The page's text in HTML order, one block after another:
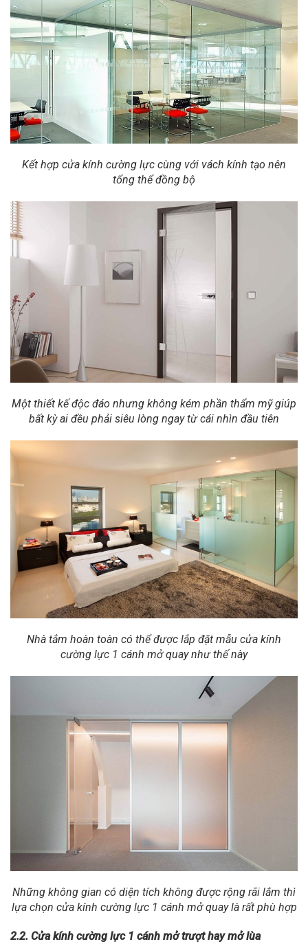
Kết hợp cửa kính cường lực cùng với vách kính tạo nên
tổng thể đồng bộ
Một thiết kế độc đáo nhưng không kém phần thẩm mỹ giúp
bất kỳ ai đều phải siêu lòng ngay từ cái nhìn đầu tiên
Nhà tắm hoàn toàn có thể được lắp đặt mẫu cửa kính
cường lực 1 cánh mở quay như thế này
Những không gian có diện tích không được rộng rãi lắm thì
lựa chọn cửa kính cường lực 1 cánh mở quay là rất phù hợp
2.2. Cửa kính cường lực 1 cánh mở trượt hay mở lùa